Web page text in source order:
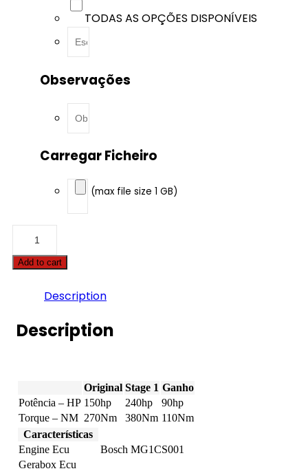
TODAS AS OPÇÕES DISPONÍVEIS
Observações
Carregar Ficheiro
(max file size 1 GB)
A5
- Add to cart
Description
Description
Original Stage 1 Ganho
Potência – HP 150hp 240hp
90hp
Torque – NM 270Nm 380Nm 110Nm
Características
Engine Ecu
Bosch MG1CS001
Gerabox Ecu